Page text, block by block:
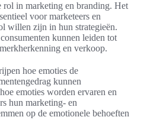
rol in marketing en branding. Het
voor marketeers en
willen zijn in hun strategieën.
kunnen leiden tot
en verkoop.
hoe emoties de
kunnen
emoties worden ervaren en
hun marketing- en
op de emotionele behoeften